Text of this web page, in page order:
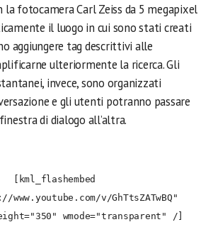
fotocamera Carl Zeiss da 5 megapixel
il luogo in cui sono stati creati
aggiungere tag descrittivi alle
ulteriormente la ricerca. Gli
invece, sono organizzati
e gli utenti potranno passare
di dialogo all’altra.
[kml_flashembed
v/GhTtsZATwBQ"
wmode="transparent" /]